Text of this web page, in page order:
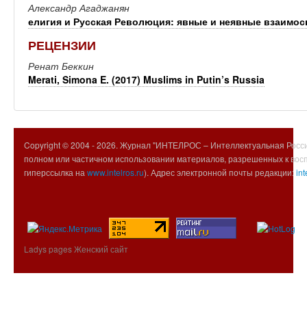
Александр Агаджанян
елигия и Русская Революция: явные и неявные
РЕЦЕНЗИИ
Ренат Беккин
Merati, Simona E. (2017) Muslims in Putin’s Russia
Copyright © 2004 -2026. Журнал "ИНТЕЛРОС – Интеллектуальная
полном или частичном использовании материалов, разрешенных к
гиперссылка на www.intelros.ru). Адрес электронной почты редакции:
Ladys pages Женский сайт